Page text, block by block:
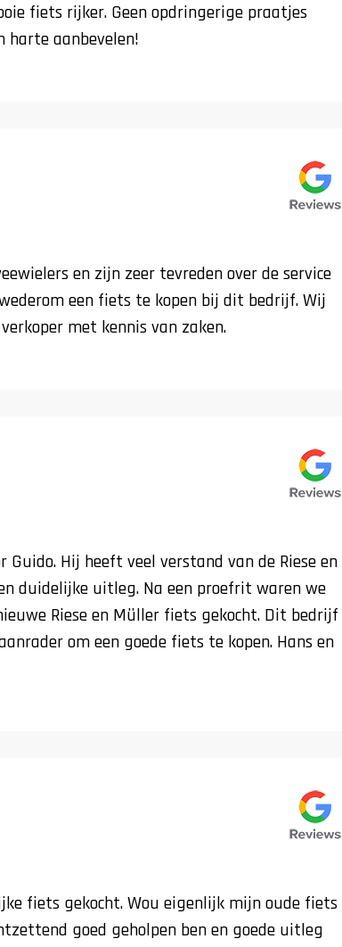
fiets rijker. Geen opdringerige praatjes
harte aanbevelen!
en zijn zeer tevreden over de service
een fiets te kopen bij dit bedrijf. Wij
met kennis van zaken.
Hij heeft veel verstand van de Riese en
duidelijke uitleg. Na een proefrit waren we
Riese en Müller fiets gekocht. Dit bedrijf
om een goede fiets te kopen. Hans en
fiets gekocht. Wou eigenlijk mijn oude fiets
goed geholpen ben en goede uitleg